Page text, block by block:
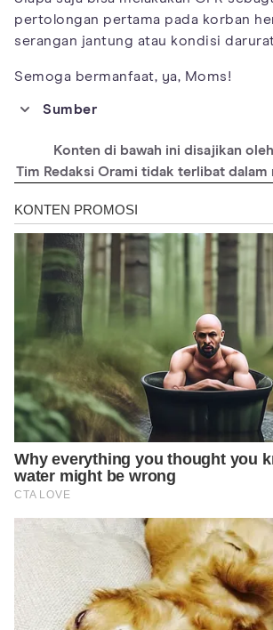
pertolongan pertama pada korban
serangan jantung atau kondisi
Semoga bermanfaat, ya, Moms!
Sumber
https://www.mayoclinic.org/first-aid/first-
20056600
resuscitation-cpr-
https://www.redcross.org/take-a-class/
cpr/cpr-steps
Konten di bawah ini disajikan
Tim Redaksi Orami tidak terlibat dalam